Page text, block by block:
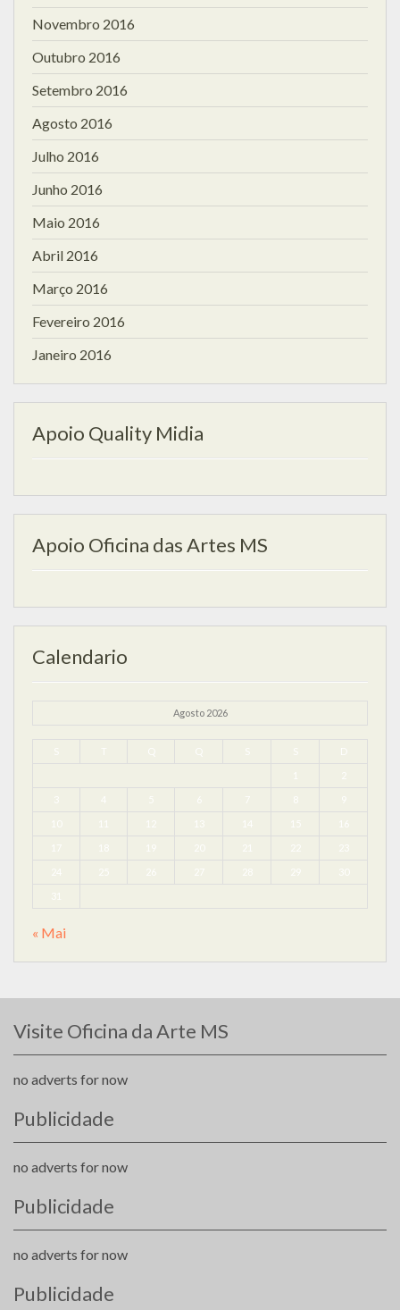
Novembro 2016
Outubro 2016
Setembro 2016
Agosto 2016
Julho 2016
Junho 2016
Maio 2016
Abril 2016
Março 2016
Fevereiro 2016
Janeiro 2016
Apoio Quality Midia
Apoio Oficina das Artes MS
Calendario
Agosto 2026
S T Q Q S S D
1
3 4 5 6 7 8 9
10 11 12 13 14 15 16
17 18 19 20 21 23
24 25 26 27 28 29 30
31
« Mai
Visite Oficina da Arte MS
no adverts for now
Publicidade
no adverts for now
Publicidade
no adverts for now
Publicidade